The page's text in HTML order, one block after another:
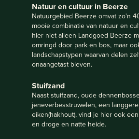
Natuur en cultuur in Beerze
Natuurgebied Beerze omvat zo'n
mooie combinatie van natuur en
hier niet alleen Landgoed Beerze
omringd door park en bos, maar
landschapstypen waarvan delen
onaangetast bleven.
Stuifzand
Naast stuifzand, oude
jeneverbesstruwelen, een
eiken(hakhout), vind je hier ook
en droge en natte heide.